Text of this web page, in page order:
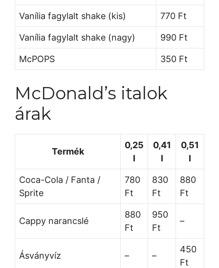
Vanília fagylalt shake (kis) 770 Ft
Vanília fagylalt shake (nagy) 990 Ft
McPOPS 350 Ft
McDonald’s italok
árak
Termék
0,25
l
0,41
l
0,51
l
Coca-Cola / Fanta /
Sprite
780
Ft
830
Ft
880
Ft
Cappy narancslé
880
Ft
950
Ft
–
Ásványvíz – –
450
Ft